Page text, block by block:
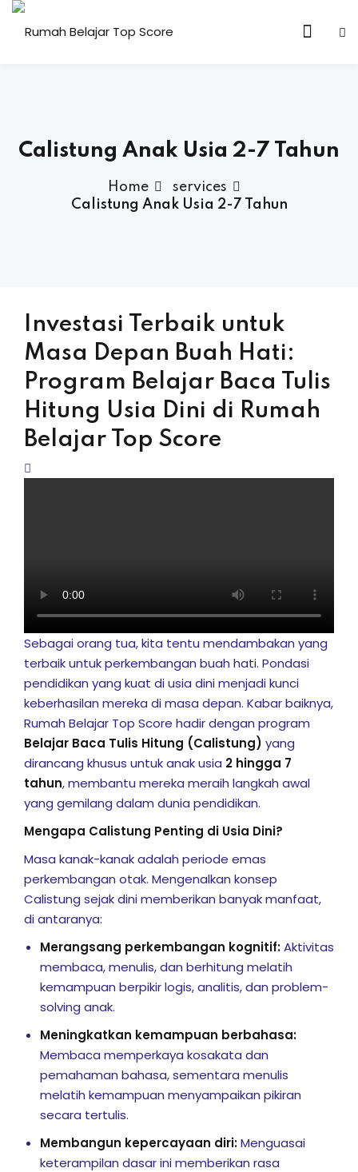
Usia 2-7 Tahun
motorik dan
Dunia Satwa
Siswa
dan Kolaborasi
Top Score
Ujian
Strategis
Calistung Anak Usia 2-7 Tahun
Home
services
Calistung Anak Usia 2-7 Tahun
Investasi Terbaik untuk
Masa Depan Buah Hati:
Program Belajar Baca Tulis
Hitung Usia Dini di Rumah
Belajar Top Score
Sebagai orang tua, kita tentu mendambakan yang
terbaik untuk perkembangan buah hati. Pondasi
pendidikan yang kuat di usia dini menjadi kunci
keberhasilan mereka di masa depan. Kabar baiknya,
Rumah Belajar Top Score hadir dengan program
Belajar Baca Tulis Hitung (Calistung) yang
dirancang khusus untuk anak usia 2 hingga 7
tahun, membantu mereka meraih langkah awal
yang gemilang dalam dunia pendidikan.
Mengapa Calistung Penting di Usia Dini?
Masa kanak-kanak adalah periode emas
perkembangan otak. Mengenalkan konsep
Calistung sejak dini memberikan banyak manfaat,
di antaranya:
Merangsang perkembangan kognitif:Aktivitas
membaca, menulis, dan berhitung melatih
kemampuan berpikir logis, analitis, dan problem-
solving anak.
Meningkatkan kemampuan berbahasa:
Membaca memperkaya kosakata dan
pemahaman bahasa, sementara menulis
melatih kemampuan menyampaikan pikiran
secara tertulis.
Membangun kepercayaan diri:Menguasai
keterampilan dasar ini memberikan rasa